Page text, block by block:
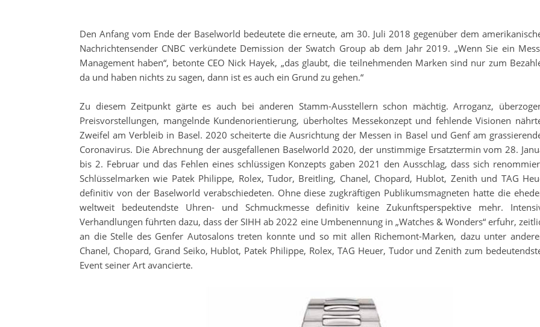
Den Anfang vom Ende der Baselworld bedeutete die erneute, am 30. Juli 2018 gegenüber dem
Nachrichtensender CNBC verkündete Demission der Swatch Group ab dem Jahr 2019. „Wenn Sie ein
Management haben“, betonte CEO Nick Hayek, „das glaubt, die teilnehmenden Marken sind nur zum
da und haben nichts zu sagen, dann ist es auch ein Grund zu gehen.“
Zu diesem Zeitpunkt gärte es auch bei anderen Stamm-Ausstellern schon mächtig. Arroganz,
Preisvorstellungen, mangelnde Kundenorientierung, überholtes Messekonzept und fehlende Visionen
Zweifel am Verbleib in Basel. 2020 scheiterte die Ausrichtung der Messen in Basel und Genf am
Coronavirus. Die Abrechnung der ausgefallenen Baselworld 2020, der unstimmige Ersatztermin vom 28.
bis 2. Februar und das Fehlen eines schlüssigen Konzepts gaben 2021 den Ausschlag, dass sich
Schlüsselmarken wie Patek Philippe, Rolex, Tudor, Breitling, Chanel, Chopard, Hublot, Zenith und TAG
definitiv von der Baselworld verabschiedeten. Ohne diese zugkräftigen Publikumsmagneten hatte die
weltweit bedeutendste Uhren- und Schmuckmesse definitiv keine Zukunftsperspektive mehr.
Verhandlungen führten dazu, dass der SIHH ab 2022 eine Umbenennung in „Watches & Wonders“ erfuhr,
an die Stelle des Genfer Autosalons treten konnte und so mit allen Richemont-Marken, dazu unter
Chanel, Chopard, Grand Seiko, Hublot, Patek Philippe, Rolex, TAG Heuer, Tudor und Zenith zum
Event seiner Art avancierte.